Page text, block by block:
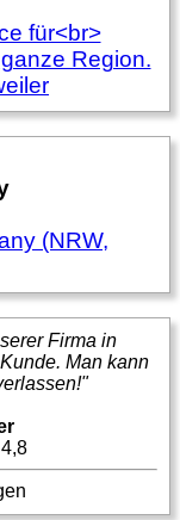
Firma in
Man kann